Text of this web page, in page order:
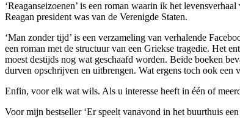
‘Reaganseizoenen’ is een roman waarin ik het
Reagan president was van de Verenigde Staten.
‘Man zonder tijd’ is een verzameling van verhalende
een roman met de structuur van een Griekse tragedie. Het
moest destijds nog wat geschaafd worden. Beide boeken
durven opschrijven en uitbrengen. Wat ergens toch ook een
Enfin, voor elk wat wils. Als u interesse heeft in één of
Voor mijn bestseller ‘Er speelt vanavond in het buurthuis